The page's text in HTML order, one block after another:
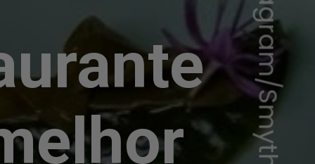
Instagram/Smyth